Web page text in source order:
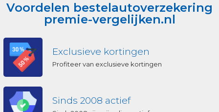
Voordelen bestelautoverzekering
premie-vergelijken.nl
Exclusieve kortingen
Profiteer van exclusieve kortingen
Sinds 2008 actief